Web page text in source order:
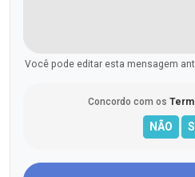
Você pode editar esta mensagem
Concordo com os